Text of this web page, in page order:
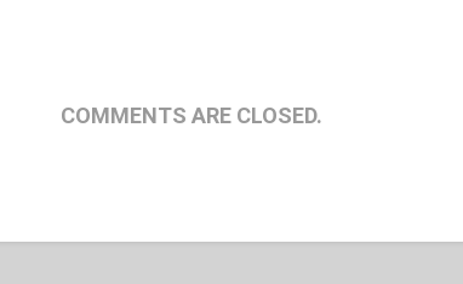
COMMENTS ARE CLOSED.